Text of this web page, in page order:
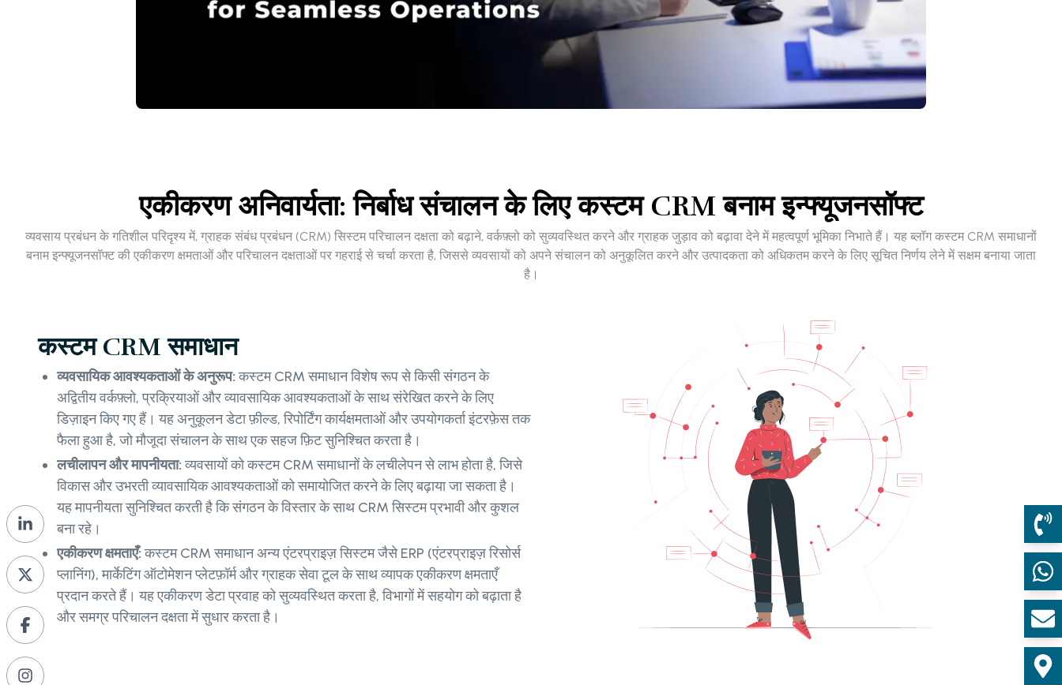
एकीकरण अनिवार्यता: निर्बाध संचालन के लिए कस्टम CRM बनाम इन्फ्यूजनसॉफ्ट
व्यवसाय प्रबंधन के गतिशील परिदृश्य में, ग्राहक संबंध प्रबंधन (CRM) सिस्टम परिचालन दक्षता को बढ़ाने, वर्कफ़्लो को सुव्यवस्थित करने और ग्राहक जुड़ाव को बढ़ावा देने में महत्वपूर्ण भूमिका निभाते हैं। यह ब्लॉग कस्टम CRM समाधानों
बनाम इन्फ्यूजनसॉफ्ट की एकीकरण क्षमताओं और परिचालन दक्षताओं पर गहराई से चर्चा करता है, जिससे व्यवसायों को अपने संचालन को अनुकूलित करने और उत्पादकता को अधिकतम करने के लिए सूचित निर्णय लेने में सक्षम बनाया जाता
है।
कस्टम CRM समाधान
व्यवसायिक आवश्यकताओं के अनुरूप:कस्टम CRM समाधान विशेष रूप से किसी संगठन के
अद्वितीय वर्कफ़्लो, प्रक्रियाओं और व्यावसायिक आवश्यकताओं के साथ संरेखित करने के लिए
डिज़ाइन किए गए हैं। यह अनुकूलन डेटा फ़ील्ड, रिपोर्टिंग कार्यक्षमताओं और उपयोगकर्ता इंटरफ़ेस तक
फैला हुआ है, जो मौजूदा संचालन के साथ एक सहज फ़िट सुनिश्चित करता है।
लचीलापन और मापनीयता:व्यवसायों को कस्टम CRM समाधानों के लचीलेपन से लाभ होता है, जिसे
विकास और उभरती व्यावसायिक आवश्यकताओं को समायोजित करने के लिए बढ़ाया जा सकता है।
यह मापनीयता सुनिश्चित करती है कि संगठन के विस्तार के साथ CRM सिस्टम प्रभावी और कुशल
बना रहे।
एकीकरण क्षमताएँ:कस्टम CRM समाधान अन्य एंटरप्राइज़ सिस्टम जैसे ERP (एंटरप्राइज़ रिसोर्स
प्लानिंग), मार्केटिंग ऑटोमेशन प्लेटफ़ॉर्म और ग्राहक सेवा टूल के साथ व्यापक एकीकरण क्षमताएँ
प्रदान करते हैं। यह एकीकरण डेटा प्रवाह को सुव्यवस्थित करता है, विभागों में सहयोग को बढ़ाता है
और समग्र परिचालन दक्षता में सुधार करता है।